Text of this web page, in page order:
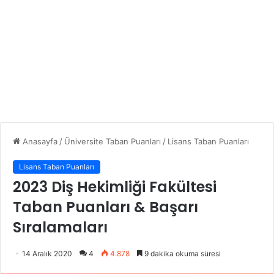
Anasayfa / Üniversite Taban Puanları / Lisans Taban Puanları
Lisans Taban Puanları
2023 Diş Hekimliği Fakültesi
Taban Puanları & Başarı
Sıralamaları
14 Aralık 2020 4 4.878 9 dakika okuma süresi